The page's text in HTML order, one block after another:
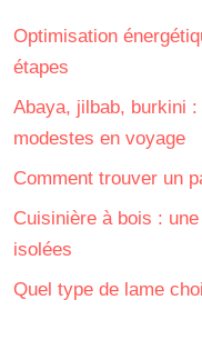
Optimisation
étapes
Abaya, jilbab, burkini
modestes en voyage
Comment trouver un
Cuisinière à bois :
isolées
Quel type de lame